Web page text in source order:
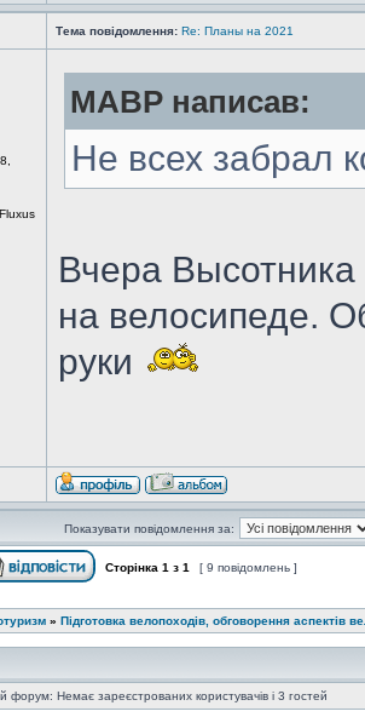
Тема повідомлення: Re: Планы на 2021
MABP написав:
Не всех забрал
Вчера Высотника
на велосипеде.
руки
Показувати повідомлення за:
Сторінка 1 з 1 [ 9 повідомлень ]
» Підготовка велопоходів, обговорення аспектів
форум: Немає зареєстрованих користувачів і 3 гостей